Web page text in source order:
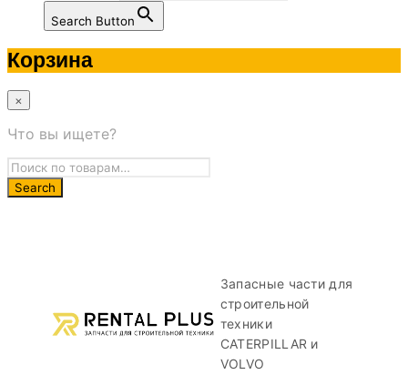
Search Button
Корзина
×
Что вы ищете?
Запасные части для
строительной
техники
CATERPILLAR и
VOLVO